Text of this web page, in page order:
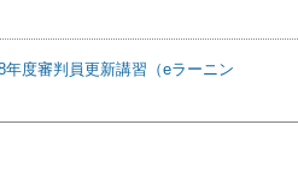
度審判員更新講習（eラーニン